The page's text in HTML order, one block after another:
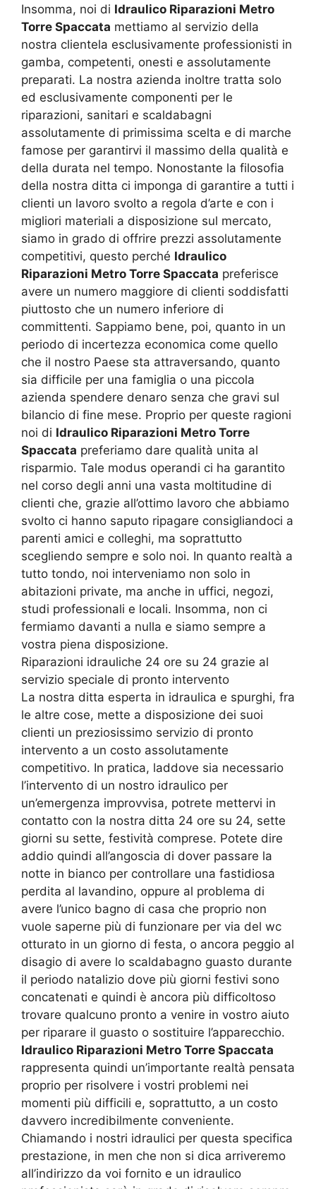
Insomma, noi di Idraulico Riparazioni Metro
Torre Spaccata mettiamo al servizio della
nostra clientela esclusivamente professionisti in
gamba, competenti, onesti e assolutamente
preparati. La nostra azienda inoltre tratta solo
ed esclusivamente componenti per le
riparazioni, sanitari e scaldabagni
assolutamente di primissima scelta e di marche
famose per garantirvi il massimo della qualità e
della durata nel tempo. Nonostante la filosofia
della nostra ditta ci imponga di garantire a tutti i
clienti un lavoro svolto a regola d’arte e con i
migliori materiali a disposizione sul mercato,
siamo in grado di offrire prezzi assolutamente
competitivi, questo perché Idraulico
Riparazioni Metro Torre Spaccata preferisce
avere un numero maggiore di clienti soddisfatti
piuttosto che un numero inferiore di
committenti. Sappiamo bene, poi, quanto in un
periodo di incertezza economica come quello
che il nostro Paese sta attraversando, quanto
sia difficile per una famiglia o una piccola
azienda spendere denaro senza che gravi sul
bilancio di fine mese. Proprio per queste ragioni
noi di Idraulico Riparazioni Metro Torre
Spaccata preferiamo dare qualità unita al
risparmio. Tale modus operandi ci ha garantito
nel corso degli anni una vasta moltitudine di
clienti che, grazie all’ottimo lavoro che abbiamo
svolto ci hanno saputo ripagare consigliandoci a
parenti amici e colleghi, ma soprattutto
scegliendo sempre e solo noi. In quanto realtà a
tutto tondo, noi interveniamo non solo in
abitazioni private, ma anche in uffici, negozi,
studi professionali e locali. Insomma, non ci
fermiamo davanti a nulla e siamo sempre a
vostra piena disposizione.
Riparazioni idrauliche 24 ore su 24 grazie al
servizio speciale di pronto intervento
La nostra ditta esperta in idraulica e spurghi, fra
le altre cose, mette a disposizione dei suoi
clienti un preziosissimo servizio di pronto
intervento a un costo assolutamente
competitivo. In pratica, laddove sia necessario
l’intervento di un nostro idraulico per
un’emergenza improvvisa, potrete mettervi in
contatto con la nostra ditta 24 ore su 24, sette
giorni su sette, festività comprese. Potete dire
addio quindi all’angoscia di dover passare la
notte in bianco per controllare una fastidiosa
perdita al lavandino, oppure al problema di
avere l’unico bagno di casa che proprio non
vuole saperne più di funzionare per via del wc
otturato in un giorno di festa, o ancora peggio al
disagio di avere lo scaldabagno guasto durante
il periodo natalizio dove più giorni festivi sono
concatenati e quindi è ancora più difficoltoso
trovare qualcuno pronto a venire in vostro aiuto
per riparare il guasto o sostituire l’apparecchio.
Idraulico Riparazioni Metro Torre Spaccata
rappresenta quindi un’importante realtà pensata
proprio per risolvere i vostri problemi nei
momenti più difficili e, soprattutto, a un costo
davvero incredibilmente conveniente.
Chiamando i nostri idraulici per questa specifica
prestazione, in men che non si dica arriveremo
all’indirizzo da voi fornito e un idraulico